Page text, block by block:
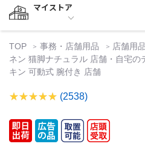
マイストア
TOP 事務・店舗用品 店舗用品
ネン 猫脚ナチュラル 店舗・自宅
キン 可動式 腕付き 店舗
(2538)